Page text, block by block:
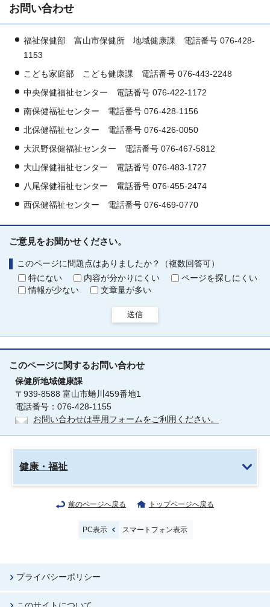
お問い合わせ
福祉保健部 富山市保健所 地域健康課 電話番号 076-428-
1153
こども家庭部 こども健康課 電話番号 076-443-2248
中央保健福祉センター 電話番号 076-422-1172
南保健福祉センター 電話番号 076-428-1156
北保健福祉センター 電話番号 076-426-0050
大沢野保健福祉センター 電話番号 076-467-5812
大山保健福祉センター 電話番号 076-483-1727
八尾保健福祉センター 電話番号 076-455-2474
西保健福祉センター 電話番号 076-469-0770
ご意見をお聞かせください。
このページに問題点はありましたか？（複数回答可）
特にない
内容が分かりにくい
ページを探しにくい
情報が少ない
文章量が多い
送信
このページに関するお問い合わせ
保健所地域健康課
〒939-8588 富山市蜷川459番地1
電話番号：076-428-1155
お問い合わせは専用フォームをご利用ください。
健康・福祉
前のページへ戻る トップページへ戻る
PC表示 スマートフォン表示
プライバシーポリシー